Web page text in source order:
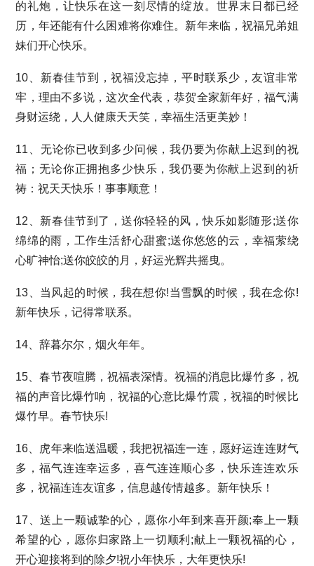
的礼炮，让快乐在这一刻尽情的绽放。世界末日都已经
历，年还能有什么困难将你难住。新年来临，祝福兄弟姐
妹们开心快乐。
10、新春佳节到，祝福没忘掉，平时联系少，友谊非常
牢，理由不多说，这次全代表，恭贺全家新年好，福气满
身财运绕，人人健康天天笑，幸福生活更美妙！
11、无论你已收到多少问候，我仍要为你献上迟到的祝
福；无论你正拥抱多少快乐，我仍要为你献上迟到的祈
祷：祝天天快乐！事事顺意！
12、新春佳节到了，送你轻轻的风，快乐如影随形;送你
绵绵的雨，工作生活舒心甜蜜;送你悠悠的云，幸福萦绕
心旷神怡;送你皎皎的月，好运光辉共摇曳。
13、当风起的时候，我在想你!当雪飘的时候，我在念你!
新年快乐，记得常联系。
14、辞暮尔尔，烟火年年。
15、春节夜喧腾，祝福表深情。祝福的消息比爆竹多，祝
福的声音比爆竹响，祝福的心意比爆竹震，祝福的时候比
爆竹早。春节快乐!
16、虎年来临送温暖，我把祝福连一连，愿好运连连财气
多，福气连连幸运多，喜气连连顺心多，快乐连连欢乐
多，祝福连连友谊多，信息越传情越多。新年快乐！
17、送上一颗诚挚的心，愿你小年到来喜开颜;奉上一颗
希望的心，愿你归家路上一切顺利;献上一颗祝福的心，
开心迎接将到的除夕!祝小年快乐，大年更快乐!